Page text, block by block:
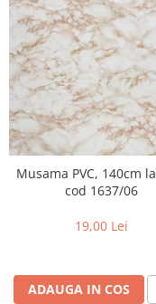
Musama PVC, 140cm
cod 1637/06
19,00 Lei
ADAUGA IN COS